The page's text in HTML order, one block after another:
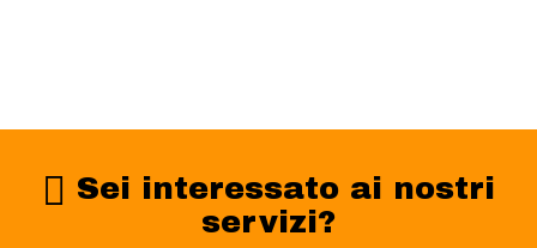
Sei interessato ai nostri
servizi?